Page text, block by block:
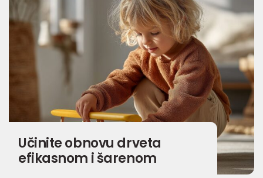
Učinite obnovu drveta
efikasnom i šarenom